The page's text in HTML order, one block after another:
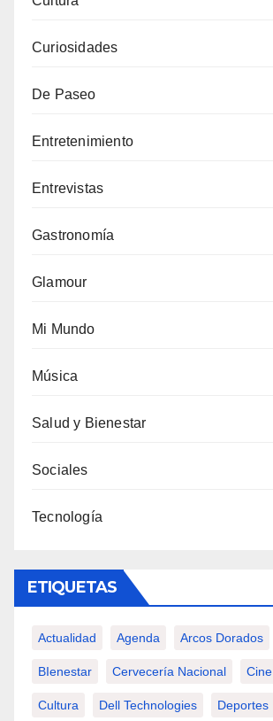
Curiosidades
De Paseo
Entretenimiento
Entrevistas
Gastronomía
Glamour
Mi Mundo
Música
Salud y Bienestar
Sociales
Tecnología
ETIQUETAS
Actualidad Agenda Arcos Dorados
BIenestar Cervecería Nacional Cine
Cultura Dell Technologies Deportes